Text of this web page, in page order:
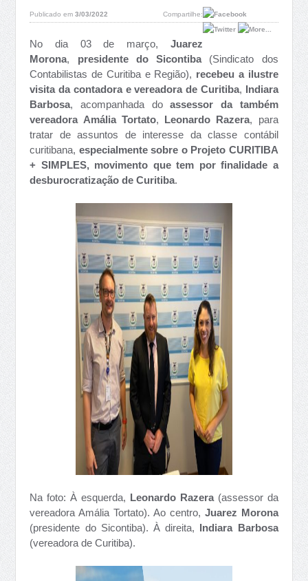
Publicado em3/03/2022 Compartilhe:
No dia 03 de março, Juarez
Morona, presidente do Sicontiba(Sindicato dos
Contabilistas de Curitiba e Região), recebeu a ilustre
visita da contadora e vereadora de Curitiba, Indiara
Barbosa, acompanhada doassessor da também
vereadora Amália Tortato, Leonardo Razera, para
tratar de assuntos de interesse da classe contábil
curitibana, especialmente sobre o Projeto CURITIBA
+ SIMPLES, movimento que tem por finalidade a
desburocratização de Curitiba.
Na foto: À esquerda, Leonardo Razera(assessor da
vereadora Amália Tortato). Ao centro, Juarez Morona
(presidente do Sicontiba). À direita, Indiara Barbosa
(vereadora de Curitiba).